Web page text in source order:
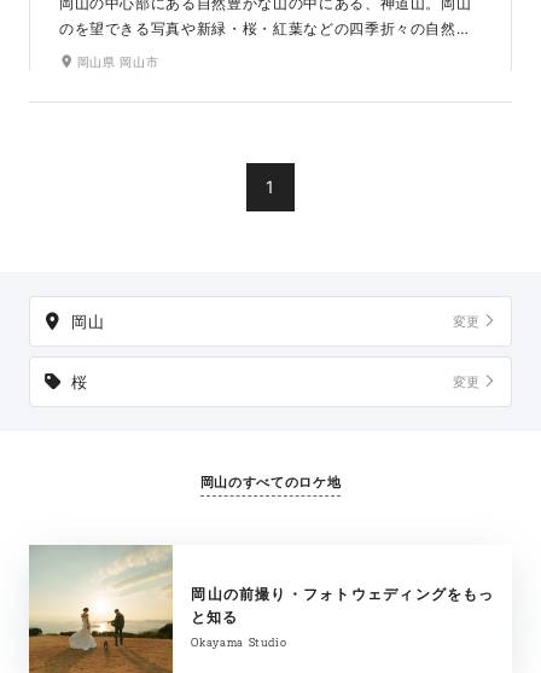
のを望できる写真や新緑・桜・紅葉などの四季折々の自然で
撮影が可能です。また、神社内での神殿とも撮影ができるス
岡山県 岡山市
1
岡山 変更
桜 変更
岡山のすべてのロケ地
岡山の前撮り・フォトウェディングをもっ
と知る
Okayama Studio